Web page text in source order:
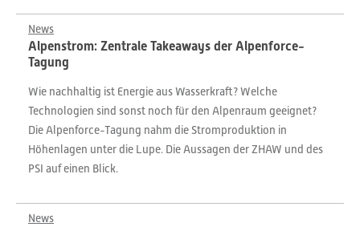
News
Alpenstrom: Zentrale Takeaways der Alpenforce-
Tagung
Wie nachhaltig ist Energie aus Wasserkraft? Welche
Technologien sind sonst noch für den Alpenraum geeignet?
Die Alpenforce-Tagung nahm die Stromproduktion in
Höhenlagen unter die Lupe. Die Aussagen der ZHAW und des
PSI auf einen Blick.
News